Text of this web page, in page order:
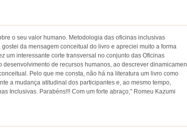
o seu valor humano. Metodologia das oficinas inclusivas
da mensagem conceitual do livro e apreciei muito a forma
um interessante corte transversal no conjunto das Oficinas
desenvolvimento de recursos humanos, ao descrever
Pelo que me consta, não há na literatura um livro como
a mudança atitudinal dos participantes e, ao mesmo tempo,
Inclusivas. Parabéns!!! Com um forte abraço," Romeu Kazumi